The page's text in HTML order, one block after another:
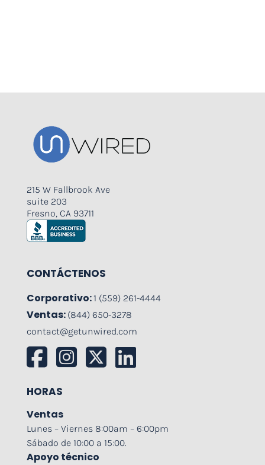
215 W Fallbrook Ave
suite 203
Fresno, CA 93711
CONTÁCTENOS
Corporativo:1 (559) 261-4444
Ventas: (844) 650-3278
contact@getunwired.com
HORAS
Ventas
Lunes – Viernes 8:00am – 6:00pm
Sábado de 10:00 a 15:00.
Apoyo técnico